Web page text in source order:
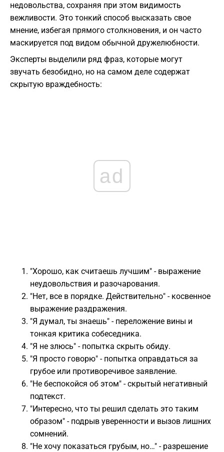
недовольства, сохраняя при этом видимость
вежливости. Это тонкий способ высказать свое
мнение, избегая прямого столкновения, и он часто
маскируется под видом обычной дружелюбности.
Эксперты выделили ряд фраз, которые могут
звучать безобидно, но на самом деле содержат
скрытую враждебность:
ad
"Хорошо, как считаешь лучшим" - выражение
неудовольствия и разочарования.
"Нет, все в порядке. Действительно" - косвенное
выражение раздражения.
"Я думал, ты знаешь" - переложение вины и
тонкая критика собеседника.
"Я не злюсь" - попытка скрыть обиду.
"Я просто говорю" - попытка оправдаться за
грубое или противоречивое заявление.
"Не беспокойся об этом" - скрытый негативный
подтекст.
"Интересно, что ты решил сделать это таким
образом" - подрыв уверенности и вызов лишних
сомнений.
"Не хочу показаться грубым, но…" - разрешение